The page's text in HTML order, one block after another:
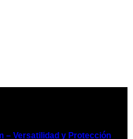
– Versatilidad y Protección